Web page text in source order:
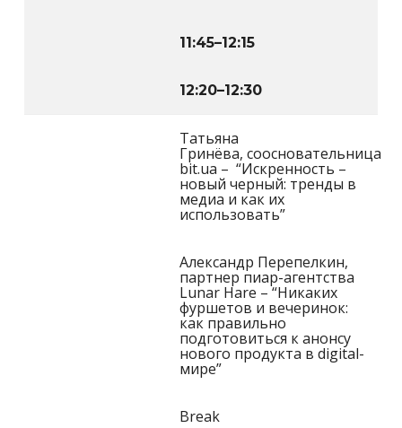
11:45–12:15
12:20–12:30
Татьяна
Гринёва, соосновательница
bit.ua – “Искренность –
новый черный: тренды в
медиа и как их
использовать”
Александр Перепелкин,
партнер пиар-агентства
Lunar Hare – “Никаких
фуршетов и вечеринок:
как правильно
подготовиться к анонсу
нового продукта в digital-
мире”
Break